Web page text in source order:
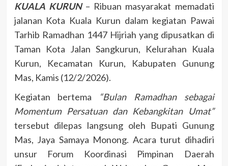
KUALA KURUN– Ribuan masyarakat memadati
jalanan Kota Kuala Kurun dalam kegiatan Pawai
Tarhib Ramadhan 1447 Hijriah yang dipusatkan di
Taman Kota Jalan Sangkurun, Kelurahan Kuala
Kurun, Kecamatan Kurun, Kabupaten Gunung
Mas, Kamis (12/2/2026).
Kegiatan bertema
“Bulan Ramadhan sebagai
Momentum Persatuan dan Kebangkitan Umat”
tersebut dilepas langsung oleh Bupati Gunung
Mas, Jaya Samaya Monong. Acara turut dihadiri
unsur Forum Koordinasi Pimpinan Daerah